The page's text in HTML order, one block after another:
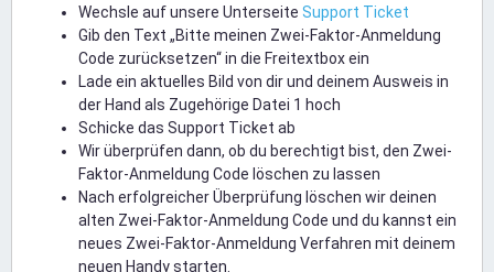
Wechsle auf unsere Unterseite Support Ticket
Gib den Text „Bitte meinen Zwei-Faktor-Anmeldung
Code zurücksetzen“ in die Freitextbox ein
Lade ein aktuelles Bild von dir und deinem Ausweis in
der Hand als Zugehörige Datei 1 hoch
Schicke das Support Ticket ab
Wir überprüfen dann, ob du berechtigt bist, den Zwei-
Faktor-Anmeldung Code löschen zu lassen
Nach erfolgreicher Überprüfung löschen wir deinen
alten Zwei-Faktor-Anmeldung Code und du kannst ein
neues Zwei-Faktor-Anmeldung Verfahren mit deinem
neuen Handy starten.